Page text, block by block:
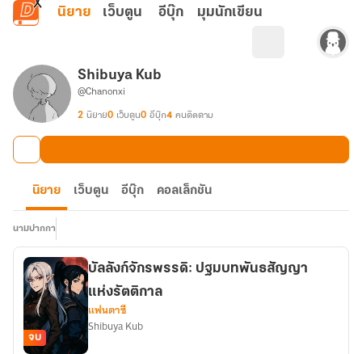
ข้ามไปยังเนื้อหาหลัก
นิยาย เว็บตูน อีบุ๊ก มุมนักเขียน
Shibuya Kub
@Chanonxi
2 นิยาย0 เว็บตูน0 อีบุ๊ก4 คนติดตาม
นิยาย เว็บตูน อีบุ๊ก คอลเล็กชัน
นามปากกา
จบ
บัลลังก์จักรพรรดิ: ปฐมบทพันธสัญญา
แห่งรัตติกาล
แฟนตาซี
Shibuya Kub